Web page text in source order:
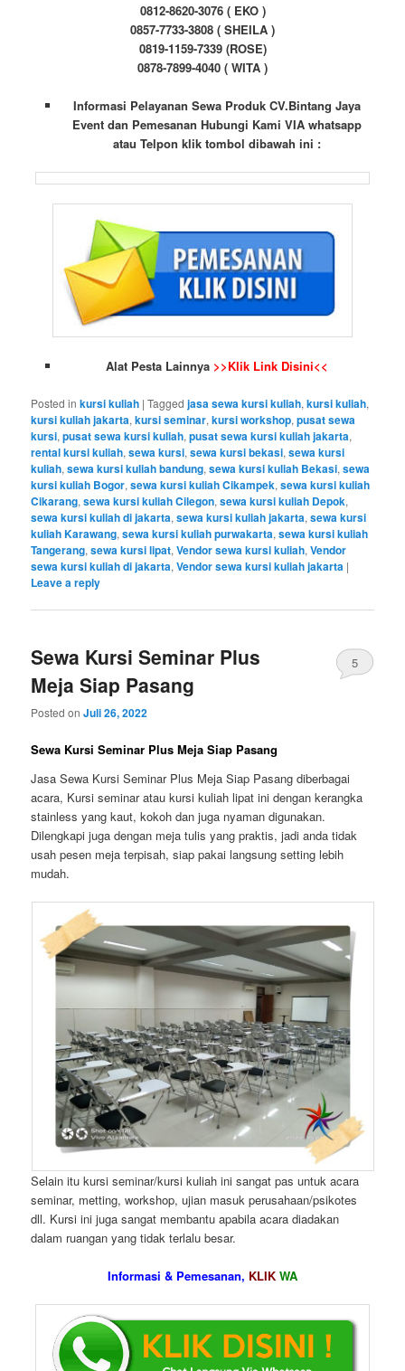
0812-8620-3076 ( EKO )
0857-7733-3808 ( SHEILA )
0819-1159-7339 (ROSE)
0878-7899-4040 ( WITA )
Informasi Pelayanan Sewa Produk CV.Bintang Jaya
Event dan Pemesanan Hubungi Kami VIA whatsapp
atau Telpon klik tombol dibawah ini :
Alat Pesta Lainnya >>Klik Link Disini<<
Posted in kursi kuliah |Tagged jasa sewa kursi kuliah,kursi kuliah,
kursi kuliah jakarta,kursi seminar,kursi workshop,pusat sewa
kursi,pusat sewa kursi kuliah,pusat sewa kursi kuliah jakarta,
rental kursi kuliah,sewa kursi,sewa kursi bekasi,sewa kursi
kuliah,sewa kursi kuliah bandung,sewa kursi kuliah Bekasi,sewa
kursi kuliah Bogor,sewa kursi kuliah Cikampek,sewa kursi kuliah
Cikarang,sewa kursi kuliah Cilegon,sewa kursi kuliah Depok,
sewa kursi kuliah di jakarta,sewa kursi kuliah jakarta,sewa kursi
kuliah Karawang,sewa kursi kuliah purwakarta,sewa kursi kuliah
Tangerang,sewa kursi lipat,Vendor sewa kursi kuliah,Vendor
sewa kursi kuliah di jakarta,Vendor sewa kursi kuliah jakarta |
Leave a reply
Sewa Kursi Seminar Plus
Meja Siap Pasang
Posted onJuli 26, 2022
5
Sewa Kursi Seminar Plus Meja Siap Pasang
Jasa Sewa Kursi Seminar Plus Meja Siap Pasang diberbagai
acara, Kursi seminar atau kursi kuliah lipat ini dengan kerangka
stainless yang kaut, kokoh dan juga nyaman digunakan.
Dilengkapi juga dengan meja tulis yang praktis, jadi anda tidak
usah pesen meja terpisah, siap pakai langsung setting lebih
mudah.
Selain itu kursi seminar/kursi kuliah ini sangat pas untuk acara
seminar, metting, workshop, ujian masuk perusahaan/psikotes
dll. Kursi ini juga sangat membantu apabila acara diadakan
dalam ruangan yang tidak terlalu besar.
Informasi & Pemesanan, KLIK WA